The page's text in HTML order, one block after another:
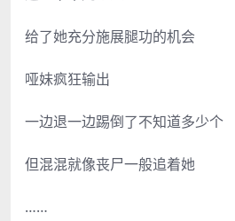
给了她充分施展腿功的机会
哑妹疯狂输出
一边退一边踢倒了不知道多少个
但混混就像丧尸一般追着她
……